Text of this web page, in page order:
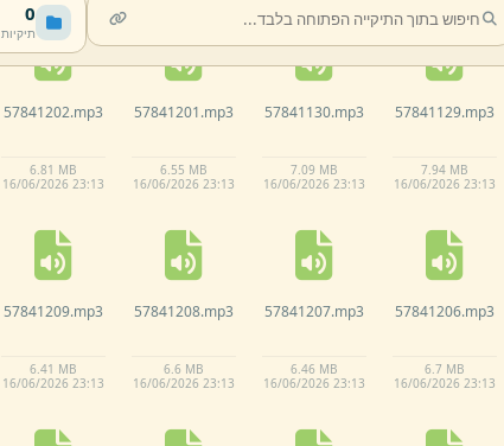
0
תיקיות
57841129.mp3
7.94 MB
16/06/2026 23:13
57841130.mp3
7.09 MB
16/06/2026 23:13
57841201.mp3
6.55 MB
16/06/2026 23:13
57841202.mp3
6.81 MB
16/06/2026 23:13
57841206.mp3
6.7 MB
16/06/2026 23:13
57841207.mp3
6.46 MB
16/06/2026 23:13
57841208.mp3
6.6 MB
16/06/2026 23:13
57841209.mp3
6.41 MB
16/06/2026 23:13